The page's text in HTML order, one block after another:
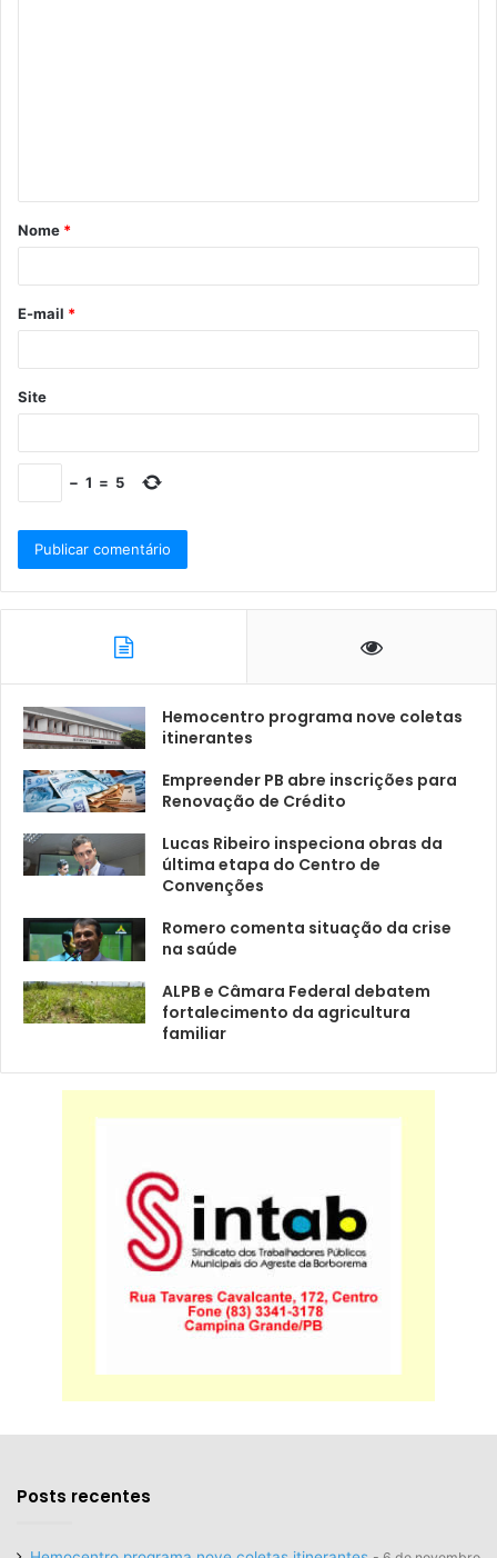
Nome *
E-mail *
Site
− 1 = 5
Hemocentro programa nove coletas
itinerantes
Empreender PB abre inscrições para
Renovação de Crédito
Lucas Ribeiro inspeciona obras da
última etapa do Centro de
Convenções
Romero comenta situação da crise
na saúde
ALPB e Câmara Federal debatem
fortalecimento da agricultura
familiar
Posts recentes